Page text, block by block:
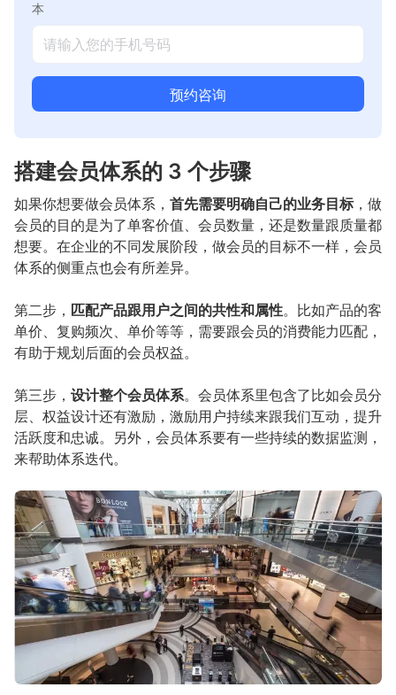
本
预约咨询
搭建会员体系的 3 个步骤
如果你想要做会员体系， 首先需要明确自己的业务目标，做
会员的目的是为了单客价值、会员数量，还是数量跟质量都
想要。在企业的不同发展阶段，做会员的目标不一样，会员
体系的侧重点也会有所差异。
第二步， 匹配产品跟用户之间的共性和属性。比如产品的客
单价、复购频次、单价等等，需要跟会员的消费能力匹配，
有助于规划后面的会员权益。
第三步， 设计整个会员体系。会员体系里包含了比如会员分
层、权益设计还有激励，激励用户持续来跟我们互动，提升
活跃度和忠诚。另外，会员体系要有一些持续的数据监测，
来帮助体系迭代。